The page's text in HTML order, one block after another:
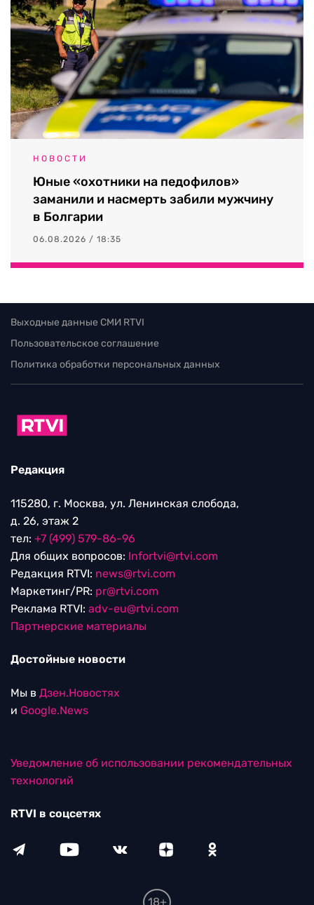
НОВОСТИ
Юные «охотники на педофилов»
заманили и насмерть забили мужчину
в Болгарии
06.08.2026 / 18:35
Выходные данные СМИ RTVI
Пользовательское соглашение
Политика обработки персональных данных
Редакция
115280, г. Москва, ул. Ленинская слобода,
д. 26, этаж 2
тел: +7 (499) 579-86-96
Для общих вопросов: Infortvi@rtvi.com
Редакция RTVI: news@rtvi.com
Маркетинг/PR: pr@rtvi.com
Реклама RTVI: adv-eu@rtvi.com
Партнерские материалы
Достойные новости
Мы в Дзен.Новостях
и Google.News
Уведомление об использовании рекомендательных
технологий
RTVI в соцсетях
18+